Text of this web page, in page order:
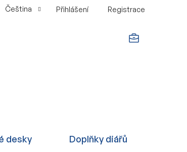
Čeština Přihlášení Registrace
desky Doplňky diářů